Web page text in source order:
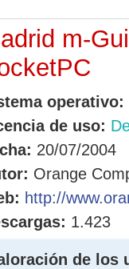
m-
operativo:
de uso:
20/07/2004
Orange
http://
1.423
de los